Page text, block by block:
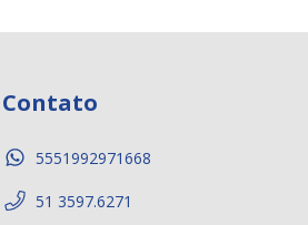
Contato
5551992971668
51 3597.6271